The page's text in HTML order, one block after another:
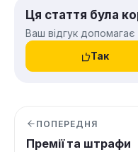
Ця стаття була
Ваш відгук
Так
ПОПЕРЕДНЯ
Премії та штрафи